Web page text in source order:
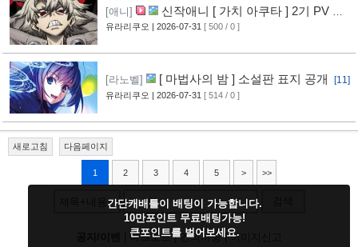
[애니]
신작애니 [ 가치 아쿠타 ] 2기 PV 영
상 공개
[13]
유라리쿠오 | 2026-07-31 [ 500 / 0 ]
[라노벨] [ 마법사의 밤 ] 소설판 표지 공개 [11]
유라리쿠오 | 2026-07-31 [ 514 / 0 ]
새로고침 다음페이지
1 2 3 4 5 > >>
다크모드|건의사항|이미지신고
간단캐배틀이 배팅이 가능합니다.
10만포인트 무료배팅가능!
큰포인트를 벌어보세요.